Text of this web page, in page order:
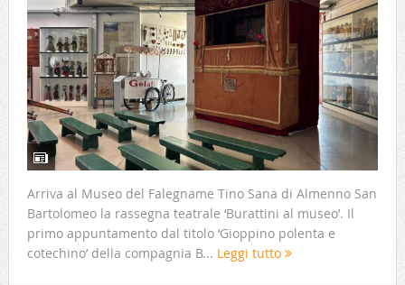
Arriva al Museo del Falegname Tino Sana di Almenno San
Bartolomeo la rassegna teatrale ‘Burattini al museo’. Il
primo appuntamento dal titolo ‘Gioppino polenta e
cotechino’ della compagnia B... Leggi tutto